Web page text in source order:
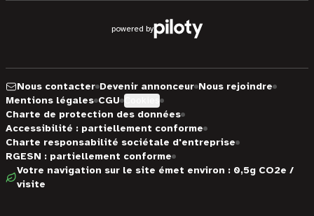
powered by
Nous contacter Devenir annonceur Nous rejoindre
Mentions légales CGU
Charte de protection des données
Accessibilité : partiellement conforme
Charte responsabilité sociétale d'entreprise
RGESN : partiellement conforme
Votre navigation sur le site émet environ : 0,5g CO2e /
visite